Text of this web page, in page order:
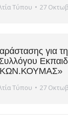
Τύπου 27
για τη
Τύπου 27